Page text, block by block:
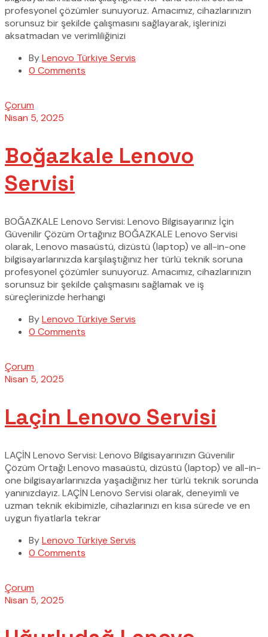
profesyonel çözümler sunuyoruz. Amacımız, cihazlarınızın
sorunsuz bir şekilde çalışmasını sağlayarak, işlerinizi
aksatmadan ve verimliliğinizi
ByLenovo Türkiye Servis
0 Comments
Çorum
Nisan 5, 2025
Boğazkale Lenovo
Servisi
BOĞAZKALE Lenovo Servisi: Lenovo Bilgisayarınız İçin
Güvenilir Çözüm Ortağınız BOĞAZKALE Lenovo Servisi
olarak, Lenovo masaüstü, dizüstü (laptop) ve all-in-one
bilgisayarlarınızda karşılaştığınız her türlü teknik soruna
profesyonel çözümler sunuyoruz. Amacımız, cihazlarınızın
sorunsuz bir şekilde çalışmasını sağlamak ve iş
süreçlerinizde herhangi
ByLenovo Türkiye Servis
0 Comments
Çorum
Nisan 5, 2025
Laçin Lenovo Servisi
LAÇİN Lenovo Servisi: Lenovo Bilgisayarınızın Güvenilir
Çözüm Ortağı Lenovo masaüstü, dizüstü (laptop) ve all-in-
one bilgisayarlarınızda yaşadığınız her türlü teknik sorunda
yanınızdayız. LAÇİN Lenovo Servisi olarak, deneyimli ve
uzman teknik ekibimizle, cihazlarınızı en kısa sürede ve en
uygun fiyatlarla tekrar
ByLenovo Türkiye Servis
0 Comments
Çorum
Nisan 5, 2025